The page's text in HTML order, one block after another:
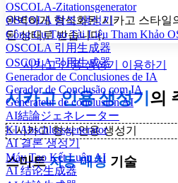
OSCOLA-Zitationsgenerator
OSCOLA 참조 생성기
Công Cụ Tạo Tài Liệu Tham Khảo
OSCOLA 引用生成器
OSCOLA 引用生成器
Generador de Conclusiones de IA
Gerador de Conclusão com IA
Générateur de conclusion AI
AI結論ジェネレーター
KI Abschlussgenerator
AI 결론 생성기
Máy Tạo Kết Luận AI
AI 结论生成器
완벽하게 형식화된 시카고 스타일
된 상태로 받습니다.
시카고 인용 생성기 이용하기
시카고 인용 생성기 의
✨시카고 형식 인용 생성기
스마트자동 매칭 기술